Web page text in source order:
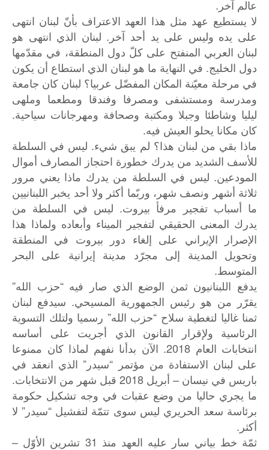
عالم آخر.
لا يستطيع عهد مثل هذا العهد الاعتراف بأنّ لبنان انتهى
على يده وليس على يد أحد آخر. لبنان الذي انتهى هو
لبنان العربي المنفتح على كلّ دول المنطقة، في مقدّمها
دول الخليج. في النهاية ما هو لبنان الذي استطاع أن يكون
في مرحلة معيّنة المكان المفضّل عربيا؟ لبنان كان جامعة
ومدرسة ومستشفى ومصرفا وفندقا ومطعما وملهى
ليليا وشاطئا وجبلا ومكتبة وصحافة ومهرجانات سياحية.
كان مكانا يحلو العيش فيه.
ماذا بقي من لبنان هذا؟ لم يبق شيء. ليس في السلطة
للأسف الشديد من يدرك خطورة احتجاز المصارف أموال
المودعين. ليس في السلطة من يدرك ماذا يعني مرور
ثلاثة أشهر ونصف شهر، وربّما أكثر ولا أحد يخبر اللبنانيين
ما أسباب تفجير مرفأ بيروت. ليس في السلطة من
يدرك المعنى الحقيقي لتفجير الميناء وأبعاده ولماذا هذا
الإصرار الإيراني على إلغاء دور بيروت في المنطقة
وتحويل المدينة إلى مجرّد مدينة إيرانية على البحر
المتوسط.
يدفع اللبنانيون ثمن الوضع الذي صار فيه “حزب الله”
يقرّر من هو رئيس الجمهورية المسيحي. سيدفع لبنان
ثمنا غاليا لتغطية سلاح “حزب الله” رسميا ولتلك التسوية
الرئاسية ولإقرار القانون الذي أجريت على أساسه
انتخابات العام 2018. الآن بدأنا نفهم لماذا كان ممنوعا
على لبنان الاستفادة من مؤتمر “سيدر” الذي انعقد في
باريس في نيسان – أبريل 2018 قبل شهر من الانتخابات.
ما يجري حاليا من وضع عقبات في وجه تشكيل حكومة
برئاسة سعد الحريري ليس سوى تتمّة لتفشيل “سيدر” لا
أكثر.
ثمّة خط بياني سار عليه العهد منذ تشرين الأوّل –